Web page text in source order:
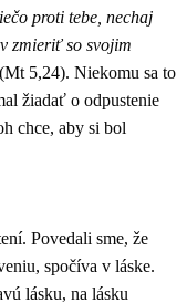
proti tebe, nechaj
zmieriť so svojim
(Mt 5,24). Niekomu sa to
žiadať o odpustenie
chce, aby si bol
Povedali sme, že
spočíva v láske.
lásku, na lásku